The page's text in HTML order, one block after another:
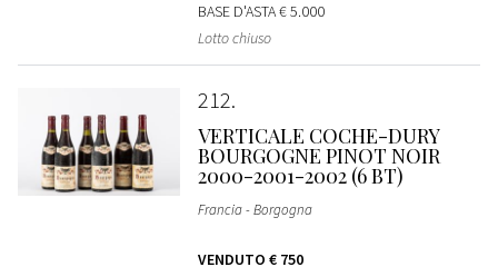
BASE D'ASTA€ 5.000
Lotto chiuso
212
VERTICALE COCHE-DURY
BOURGOGNE PINOT NOIR
2000-2001-2002 (6 BT)
Francia - Borgogna
VENDUTO € 750